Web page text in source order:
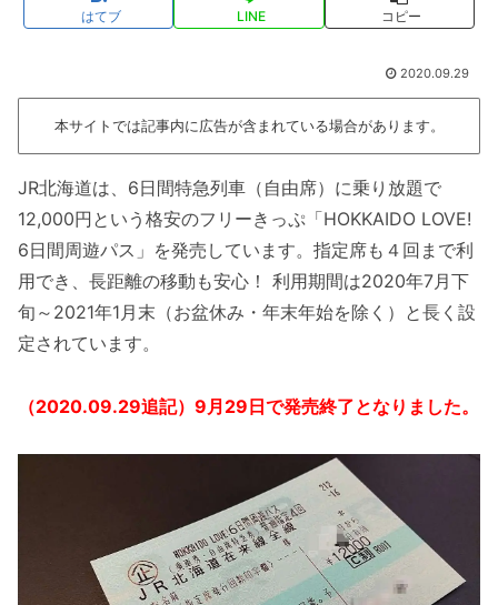
はてブ LINE コピー
2020.09.29
本サイトでは記事内に広告が含まれている場合があります。
JR北海道は、6日間特急列車（自由席）に乗り放題で
12,000円という格安のフリーきっぷ「HOKKAIDO LOVE!
6日間周遊パス」を発売しています。指定席も４回まで利
用でき、長距離の移動も安心！ 利用期間は2020年7月下
旬～2021年1月末（お盆休み・年末年始を除く）と長く設
定されています。
（2020.09.29追記）9月29日で発売終了となりました。